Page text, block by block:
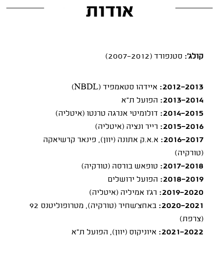
אודות
קולג': סטנפורד (2007-2012)
2012-2013:
איידהו סטאמפיד (NBDL)
2013-2014:
הפועל ת"א
2014-2015:
דולומיטי אנרגה טרנטו (איטליה)
2015-2016:
רייר ונציה (איטליה)
2016-2017:
א.א.ק אתונה (יוון), פינאר קרשיאקה
(טורקיה)
2017-2018:
טופאש בורסה (טורקיה)
2018-2019:
הפועל ירושלים
2019-2020:
רג'ו אמיליה (איטליה)
2020-2021:
באחצ'שחיר (טורקיה), מטרופוליטנס 92
(צרפת)
2021-2022:
איוניקוס (יוון), הפועל ת"א